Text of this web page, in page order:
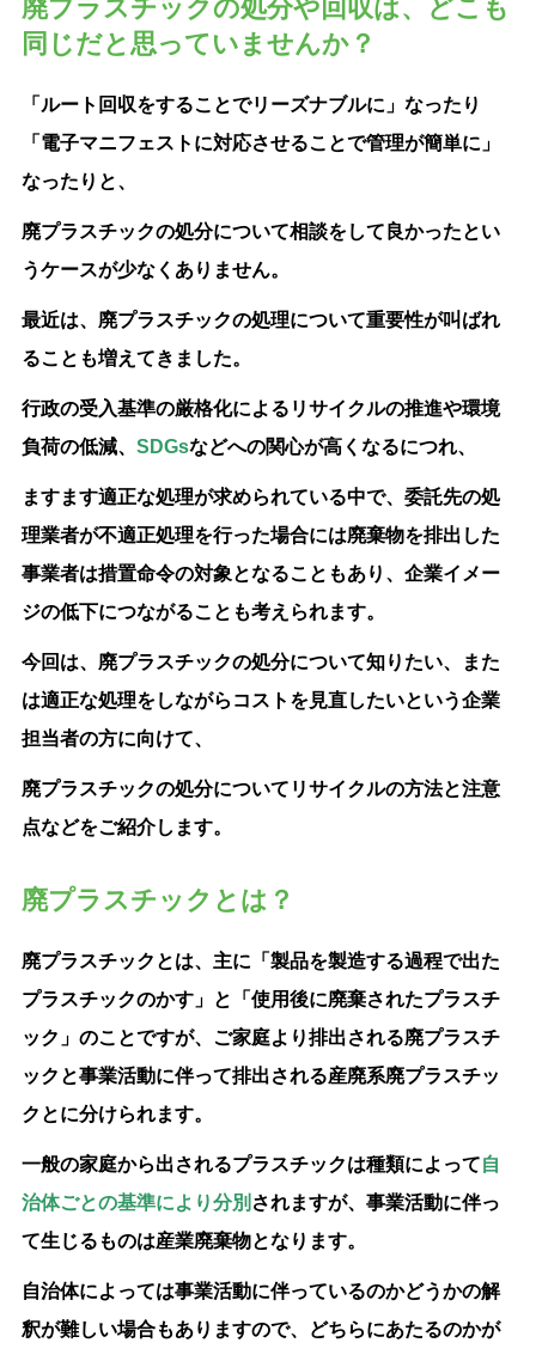
廃プラスチックの処分や回収は、どこも
同じだと思っていませんか？
「ルート回収をすることでリーズナブルに」なったり
「電子マニフェストに対応させることで管理が簡単に」
なったりと、
廃プラスチックの処分について相談をして良かったとい
うケースが少なくありません。
最近は、廃プラスチックの処理について重要性が叫ばれ
ることも増えてきました。
行政の受入基準の厳格化によるリサイクルの推進や環境
負荷の低減、 SDGsなどへの関心が高くなるにつれ、
ますます適正な処理が求められている中で、委託先の処
理業者が不適正処理を行った場合には廃棄物を排出した
事業者は措置命令の対象となることもあり、企業イメー
ジの低下につながることも考えられます。
今回は、廃プラスチックの処分について知りたい、また
は適正な処理をしながらコストを見直したいという企業
担当者の方に向けて、
廃プラスチックの処分についてリサイクルの方法と注意
点などをご紹介します。
廃プラスチックとは？
廃プラスチックとは、主に「製品を製造する過程で出た
プラスチックのかす」と「使用後に廃棄されたプラスチ
ック」のことですが、ご家庭より排出される廃プラスチ
ックと事業活動に伴って排出される産廃系廃プラスチッ
クとに分けられます。
一般の家庭から出されるプラスチックは種類によって自
治体ごとの基準により分別 されますが、事業活動に伴っ
て生じるものは産業廃棄物となります。
自治体によっては事業活動に伴っているのかどうかの解
釈が難しい場合もありますので、どちらにあたるのかが